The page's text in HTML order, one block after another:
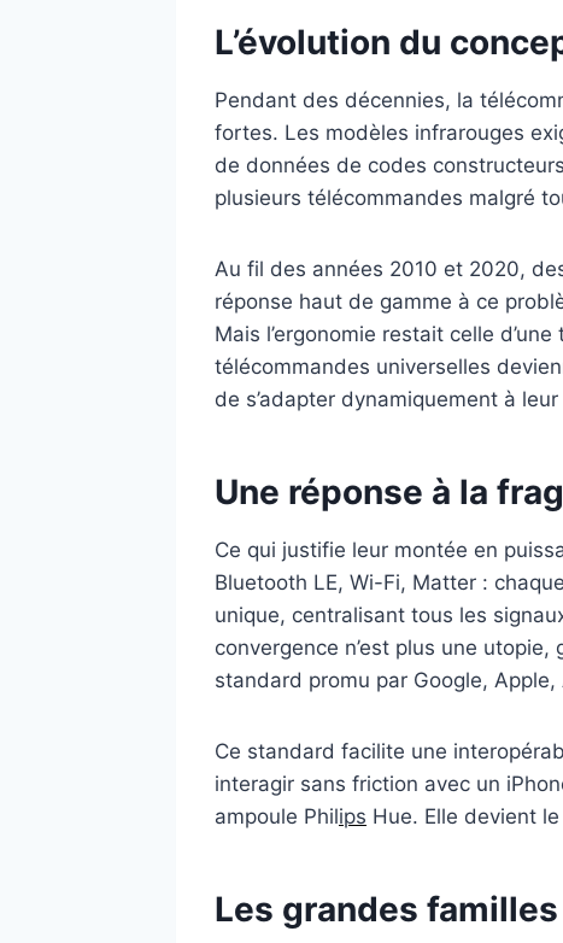
L’évolution du
Pendant des décennies, la
fortes. Les modèles infrarouges
de données de codes
plusieurs télécommandes malgré
Au fil des années 2010 et 2020,
réponse haut de gamme à ce
Mais l’ergonomie restait celle
télécommandes universelles
de s’adapter dynamiquement à
Une réponse à la
Ce qui justifie leur montée en
Bluetooth LE, Wi-Fi, Matter :
unique, centralisant tous les
convergence n’est plus une
standard promu par Google,
Ce standard facilite une
interagir sans friction avec un
ampoule Philips Hue. Elle devient
Les grandes